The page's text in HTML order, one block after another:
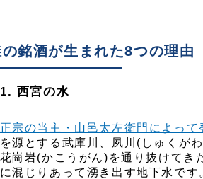
銘酒が生まれた8つの理由
1. 西宮の水
宗の当主・山邑太左衛門によって
源とする武庫川、夙川(しゅくが
崗岩(かこうがん)を通り抜けてき
混じりあって湧き出す地下水です